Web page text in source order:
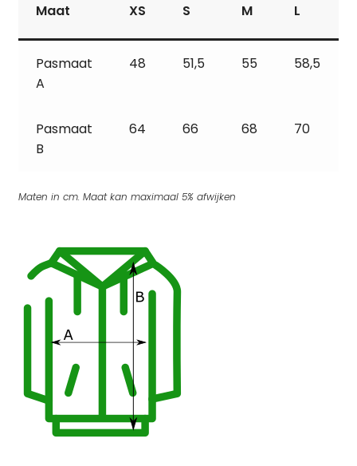
Maat XS S M L
Pasmaat
A
48 51,5 55 58,5
Pasmaat
B
64 66 68 70
Maten in cm. Maat kan maximaal 5% afwijken